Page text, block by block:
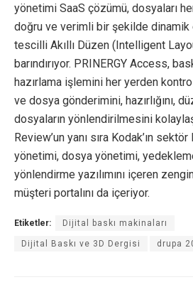
yönetimi SaaS çözümü, dosyaları
doğru ve verimli bir şekilde
tescilli Akıllı Düzen (Intelligent
barındırıyor. PRINERGY Access,
hazırlama işlemini her yerden
ve dosya gönderimini, hazırlığını,
dosyaların yönlendirilmesini
Review’un yanı sıra Kodak’ın
yönetimi, dosya yönetimi,
yönlendirme yazılımını içeren
müşteri portalını da içeriyor.
Etiketler: Dijital baskı makinaları
Dijital Baskı ve 3D Dergisi drupa